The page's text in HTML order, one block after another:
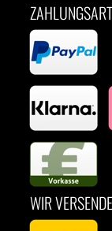
WIR